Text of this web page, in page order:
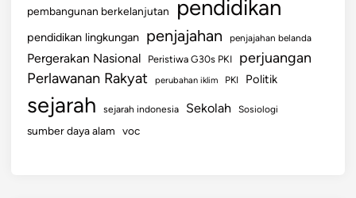
pembangunan berkelanjutan pendidikan
pendidikan lingkungan penjajahan penjajahan belanda
Pergerakan Nasional Peristiwa G30s PKI perjuangan
Perlawanan Rakyat perubahan iklim PKI Politik
sejarah sejarah indonesia Sekolah Sosiologi
sumber daya alam voc